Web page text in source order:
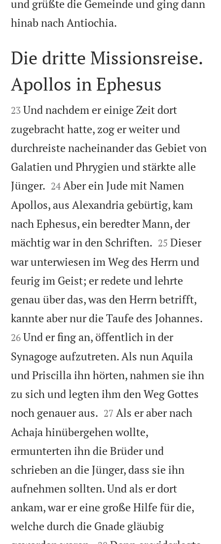
und grüßte die Gemeinde und ging dann
hinab nach Antiochia.

Die dritte Missionsreise.
Apollos in Ephesus

23 Und nachdem er einige Zeit dort
zugebracht hatte, zog er weiter und
durchreiste nacheinander das Gebiet von
Galatien und Phrygien und stärkte alle
Jünger. 

24 Aber ein Jude mit Namen
Apollos, aus Alexandria gebürtig, kam
nach Ephesus, ein beredter Mann, der
mächtig war in den Schriften. 

25 Dieser
war unterwiesen im Weg des Herrn und
feurig im Geist; er redete und lehrte
genau über das, was den Herrn betrifft,
kannte aber nur die Taufe des Johannes.
26 Und er fing an, öffentlich in der
Synagoge aufzutreten. Als nun Aquila
und Priscilla ihn hörten, nahmen sie ihn
zu sich und legten ihm den Weg Gottes
noch genauer aus. 

27 Als er aber nach
Achaja hinübergehen wollte,
ermunterten ihn die Brüder und
schrieben an die Jünger, dass sie ihn
aufnehmen sollten. Und als er dort
ankam, war er eine große Hilfe für die,
welche durch die Gnade gläubig